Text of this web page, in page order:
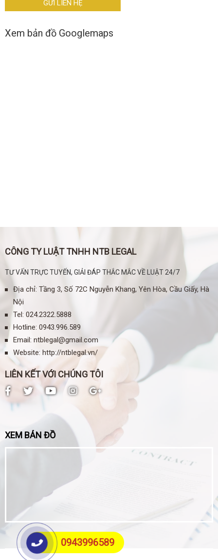
Xem bản đồ Googlemaps
0943996589
CÔNG TY LUẬT TNHH NTB LEGAL
TƯ VẤN TRỰC TUYẾN, GIẢI ĐÁP THẮC MẮC VỀ LUẬT 24/7
Địa chỉ: Tầng 3, Số 72C Nguyễn Khang, Yên Hòa, Cầu Giấy, Hà
Nội
Tel: 024.2322.5888
Hotline: 0943.996.589
Email: ntblegal@gmail.com
Website: http://ntblegal.vn/
LIÊN KẾT VỚI CHÚNG TÔI
XEM BẢN ĐỒ